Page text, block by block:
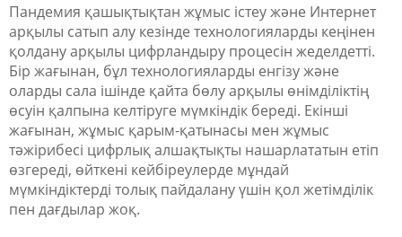
Пандемия қашықтықтан жұмыс істеу және Интернет
арқылы сатып алу кезінде технологияларды кеңінен
қолдану арқылы цифрландыру процесін жеделдетті.
Бір жағынан, бұл технологияларды енгізу және
оларды сала ішінде қайта бөлу арқылы өнімділіктің
өсуін қалпына келтіруге мүмкіндік береді. Екінші
жағынан, жұмыс қарым-қатынасы мен жұмыс
тәжірибесі цифрлық алшақтықты нашарлататын етіп
өзгереді, өйткені кейбіреулерде мұндай
мүмкіндіктерді толық пайдалану үшін қол жетімділік
пен дағдылар жоқ.